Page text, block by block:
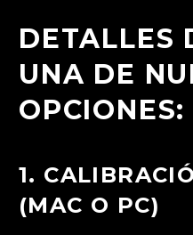
DETALLES
UNA DE
OPCIONES:
1.
(MAC O PC)